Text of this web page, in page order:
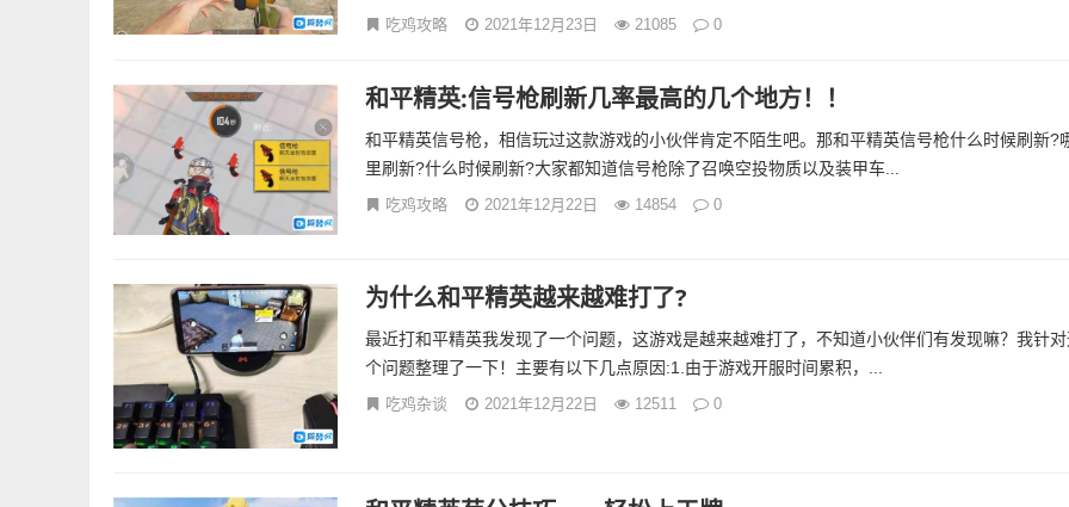
吃鸡攻略 2021年12月23日 21085 0
和平精英:信号枪刷新几率最高的几个地方！！
和平精英信号枪，相信玩过这款游戏的小伙伴肯定不陌生吧。那和平精英信号枪什么时候刷新?
里刷新?什么时候刷新?大家都知道信号枪除了召唤空投物质以及装甲车...
吃鸡攻略 2021年12月22日 14854 0
为什么和平精英越来越难打了?
最近打和平精英我发现了一个问题，这游戏是越来越难打了，不知道小伙伴们有发现嘛？我针
个问题整理了一下！主要有以下几点原因:1.由于游戏开服时间累积，...
吃鸡杂谈 2021年12月22日 12511 0